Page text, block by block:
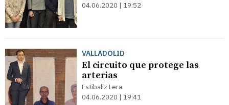
04.06.2020 | 19:52
VALLADOLID
El circuito que protege las
arterias
Estibaliz Lera
04.06.2020 | 19:41